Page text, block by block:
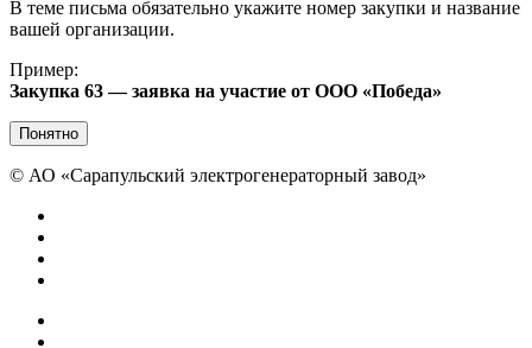
В теме письма обязательно укажите номер закупки и название
вашей организации.
Пример:
Закупка 63 — заявка на участие от ООО «Победа»
Понятно
© АО «Сарапульский электрогенераторный завод»